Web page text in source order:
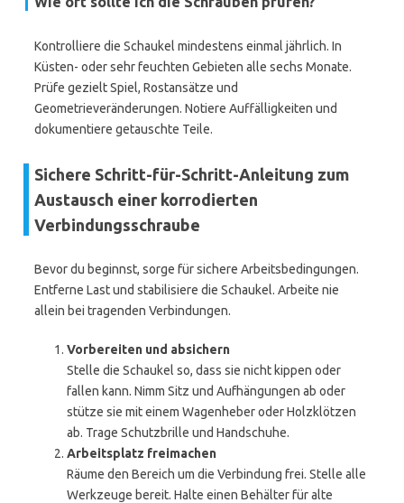
Kontrolliere die Schaukel mindestens einmal jährlich. In
Küsten- oder sehr feuchten Gebieten alle sechs Monate.
Prüfe gezielt Spiel, Rostansätze und
Geometrieveränderungen. Notiere Auffälligkeiten und
dokumentiere getauschte Teile.
Sichere Schritt-für-Schritt-Anleitung zum
Austausch einer korrodierten
Verbindungsschraube
Bevor du beginnst, sorge für sichere Arbeitsbedingungen.
Entferne Last und stabilisiere die Schaukel. Arbeite nie
allein bei tragenden Verbindungen.
Vorbereiten und absichern
Stelle die Schaukel so, dass sie nicht kippen oder
fallen kann. Nimm Sitz und Aufhängungen ab oder
stütze sie mit einem Wagenheber oder Holzklötzen
ab. Trage Schutzbrille und Handschuhe.
Arbeitsplatz freimachen
Räume den Bereich um die Verbindung frei. Stelle alle
Werkzeuge bereit. Halte einen Behälter für alte